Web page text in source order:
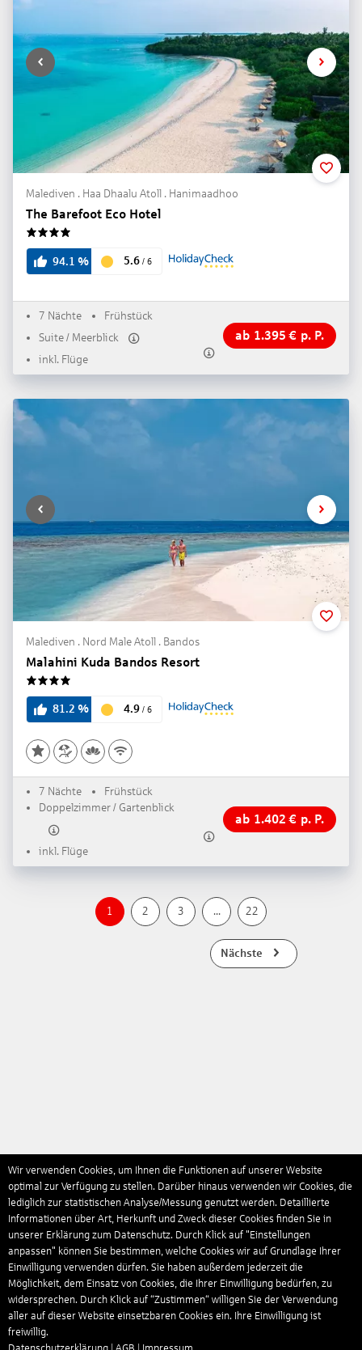
Malediven . Haa Dhaalu Atoll . Hanimaadhoo
The Barefoot Eco Hotel
4
94.1 % 5.6 / 6
7 Nächte
Frühstück
Suite / Meerblick
inkl. Flüge
ab 1.395 € p. P.
Malediven . Nord Male Atoll . Bandos
Malahini Kuda Bandos Resort
81.2 % 4.9 / 6
7 Nächte
Frühstück
Doppelzimmer / Gartenblick
inkl. Flüge
ab 1.402 € p. P.
1 2 3 ... 22
Nächste
Wir verwenden Cookies, um Ihnen die Funktionen auf unserer Website
optimal zur Verfügung zu stellen. Darüber hinaus verwenden wir Cookies, die
lediglich zur statistischen Analyse/Messung genutzt werden. Detaillierte
Informationen über Art, Herkunft und Zweck dieser Cookies finden Sie in
unserer Erklärung zum Datenschutz. Durch Klick auf "Einstellungen
anpassen" können Sie bestimmen, welche Cookies wir auf Grundlage Ihrer
Einwilligung verwenden dürfen. Sie haben außerdem jederzeit die
Möglichkeit, dem Einsatz von Cookies, die Ihrer Einwilligung bedürfen, zu
widersprechen. Durch Klick auf “Zustimmen“ willigen Sie der Verwendung
aller auf dieser Website einsetzbaren Cookies ein. Ihre Einwilligung ist
freiwillig.